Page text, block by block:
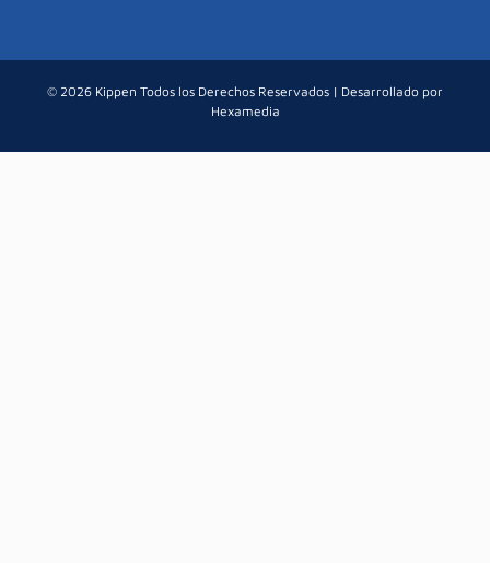
© 2026 Kippen Todos los Derechos Reservados | Desarrollado por
Hexamedia